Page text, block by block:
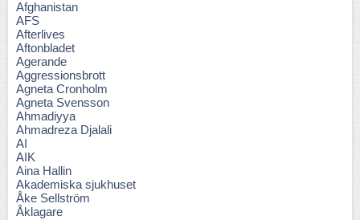
Afghanistan
AFS
Afterlives
Aftonbladet
Agerande
Aggressionsbrott
Agneta Cronholm
Agneta Svensson
Ahmadiyya
Ahmadreza Djalali
AI
AIK
Aina Hallin
Akademiska sjukhuset
Åke Sellström
Åklagare